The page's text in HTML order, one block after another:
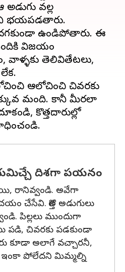
అడుగు వల్ల
భయపడతారు.
ఉండిపోతారు. ఈ
విజయం
వాళ్ళకు తెలివితేటలు,
ఆలోచించి చివరకు
మంది. కానీ మీరలా
కొత్తదారుల్లో
దిశగా పయనం
రానివ్వండి. అవేగా
చేసేవి. కొత్త అడుగులు
పిల్లలు ముందుగా
చివరకు పడకుండా
కూడా అలాగే వచ్చారనీ,
ఇంకా పోలేదని మిమ్మల్ని